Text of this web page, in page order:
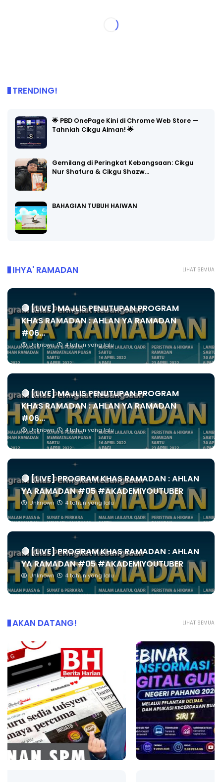
TRENDING!
🌟 PBD OnePage Kini di Chrome Web Store —
Tahniah Cikgu Aiman! 🌟
Gemilang di Peringkat Kebangsaan: Cikgu
Nur Shafura & Cikgu Shazw…
BAHAGIAN TUBUH HAIWAN
LIHAT SEMUA
IHYA' RAMADAN
🔴 [LIVE] MAJLIS PENUTUPAN PROGRAM
KHAS RAMADAN : AHLAN YA RAMADAN
#06...
Unknown 4 tahun yang lalu
🔴 [LIVE] MAJLIS PENUTUPAN PROGRAM
KHAS RAMADAN : AHLAN YA RAMADAN
#06...
Unknown 4 tahun yang lalu
🔴 [LIVE] PROGRAM KHAS RAMADAN : AHLAN
YA RAMADAN #05 #AKADEMIYOUTUBER
Unknown 4 tahun yang lalu
🔴 [LIVE] PROGRAM KHAS RAMADAN : AHLAN
YA RAMADAN #05 #AKADEMIYOUTUBER
Unknown 4 tahun yang lalu
LIHAT SEMUA
AKAN DATANG!